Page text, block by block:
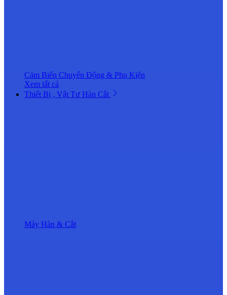
Cảm Biến Chuyển Động & Phụ Kiện
Xem tất cả
Thiết Bị , Vật Tư Hàn Cắt
Máy Hàn & Cắt